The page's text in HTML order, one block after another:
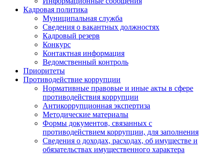
Кадровая политика
Муниципальная служба
Сведения о вакантных должностях
Кадровый резерв
Конкурс
Контактная информация
Ведомственный контроль
Приоритеты
Противодействие коррупции
Нормативные правовые и иные акты в сфере
противодействия коррупции
Антикоррупционная экспертиза
Методические материалы
Формы документов, связанных с
противодействием коррупции, для заполнения
Сведения о доходах, расходах, об имуществе и
обязательствах имущественного характера